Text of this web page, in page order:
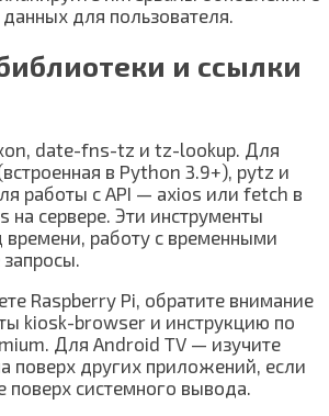
для пользователя.
и ссылки
date-fns-tz и tz-lookup. Для
в Python 3.9+), pytz и
работы с API — axios или fetch в
на сервере. Эти инструменты
времени, работу с временными
Raspberry Pi, обратите внимание
kiosk-browser и инструкцию по
Для Android TV — изучите
поверх других приложений, если
системного вывода.